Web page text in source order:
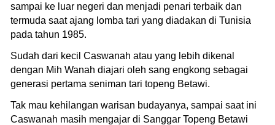
sampai ke luar negeri dan menjadi penari terbaik dan
termuda saat ajang lomba tari yang diadakan di Tunisia
pada tahun 1985.
Sudah dari kecil Caswanah atau yang lebih dikenal
dengan Mih Wanah diajari oleh sang engkong sebagai
generasi pertama seniman tari topeng Betawi.
Tak mau kehilangan warisan budayanya, sampai saat ini
Caswanah masih mengajar di Sanggar Topeng Betawi